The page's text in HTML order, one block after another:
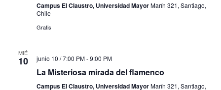
Campus El Claustro, Universidad MayorMarín 321, Santiago,
Chile
Gratis
MIÉ
10 junio 10 / 7:00 PM-9:00 PM
La Misteriosa mirada del flamenco
Campus El Claustro, Universidad MayorMarín 321, Santiago,